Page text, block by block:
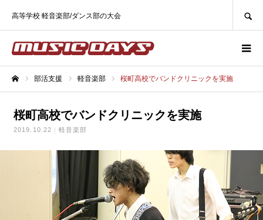
高等学校 軽音楽部/ダンス部の大会
部活支援 軽音楽部 桜町高校でバンドクリニックを実施
桜町高校でバンドクリニックを実施
2019.10.22 軽音楽部